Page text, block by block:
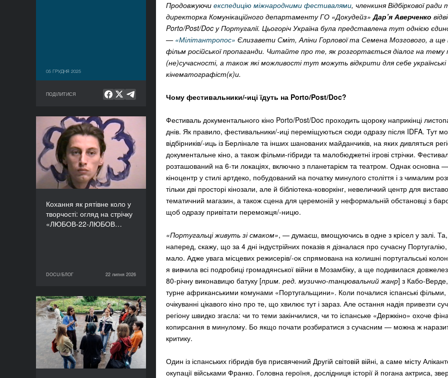
05 ГРУДНЯ 2025
ПОДІЛИТИСЯ
Продовжуючи експедицію міжнародними фестивалями, членкиня Відбіркової ради
директорка Комунікаційного департаменту ГО «Докудейз»Дар’я Аверченко
Porto/Post/Doc у Португалії. Цьогоріч Україна була представлена тут однією
— «Мілітантропос» Єлизавети Сміт, Аліни Горлової та Семена Мозгового, а ще
фільм російської пропаганди. Читайте про те, як розгортається діалог на тему
(не)сучасності, а також які можливості тут можуть відкрити для себе українські
кінематографіст(к)и.
Чому фестивальники/-иці їдуть на Porto/Post/Doc?
Фестиваль документального кіно Porto/Post/Doc проходить щороку наприкінці
днів. Як правило, фестивальники/-иці переміщуються сюди одразу після IDFA. Тут
відбірників/-иць із Берлінале та інших шанованих майданчиків, на яких дивляться
документальне кіно, а також фільми-гібриди та малобюджетні ігрові стрічки.
розташований на 6-ти локаціях, включно з планетарієм та театром. Однак основна
кіноцентр у стилі артдеко, побудований на початку минулого століття і з чималим
тільки дві просторі кінозали, але й бібліотека-коворкінг, невеличкий центр для
тематичний магазин, а також сцена для церемоній у неформальній обстановці з
щоб одразу привітати переможця/-ницю.
«Португальці живуть зі смаком», — думаєш, вмощуючись в одне з крісел у залі. Та,
наперед, скажу, що за 4 дні індустрійних показів я дізналася про сучасну
мало. Адже увага місцевих режисерів/-ок спрямована на колишні португальські
я вивчила всі подробиці громадянської війни в Мозамбіку, а ще подивилася
80-річну виконавицю батуку [прим. ред. музично-танцювальний жанр] з Кабо-Верде,
турне африканськими комунами «Португальщини». Коли почалися іспанські
очікуванні цікавого кіно про те, що хвилює тут і зараз. Але остання надія привезти
регіону швидко згасла: чи то теми закінчилися, чи то іспанське «Держкіно» охоче
копирсання в минулому. Бо якщо почати розбиратися з сучасним — можна ж
критику.
Один із іспанських гібридів був присвячений Другій світовій війні, а саме місту
окупації військами Франко. Головна героїня, дослідниця історії й погана актриса,
Кохання як рятівне коло у
творчості: огляд на стрічку
«ЛЮБОВ-22-ЛЮБОВ…
DOCU/БЛОГ 22 липня 2026
Кохання як рятівне коло
у творчості: огляд на
стрічку «ЛЮБОВ-22-
ЛЮБОВ» Єруна
Койманса
DOCU/БЛОГ
22 липня 2026
«Нас веде подільський
пес»: презентуємо фільм
майстерні DOCU/ТАБІР